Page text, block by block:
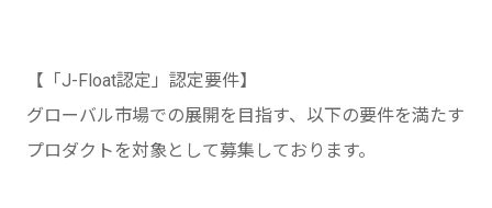
【「J-Float認定」認定要件】
グローバル市場での展開を目指す、以下の要件を満たす
プロダクトを対象として募集しております。